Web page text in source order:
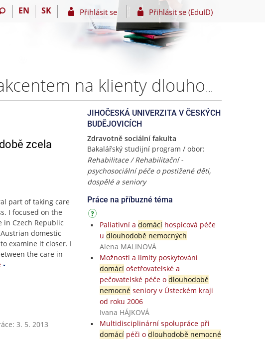
EN SK Přihlásit se Přihlásit se (EduID)
Domácí péče v České republice a v Rakousku s akcentem na klienty dlouhodobě zcela imobilní – Anna SVOBODOVÁ
zcela
part of taking care
I focused on the
Czech Republic
domestic
examine it closer. I
the care in
3. 5. 2013
JIHOČESKÁ UNIVERZITA V ČESKÝCH
BUDĚJOVICÍCH
Zdravotně sociální fakulta
Bakalářský studijní program / obor:
Rehabilitace / Rehabilitační -
psychosociální péče o postižené děti,
dospělé a seniory
Práce na příbuzné téma
Paliativní a domácíhospicová péče
u dlouhodobě nemocných
Alena MALINOVÁ
Možnosti a limity poskytování
domácíošetřovatelské a
pečovatelské péče o dlouhodobě
nemocnéseniory v Ústeckém kraji
od roku 2006
Ivana HÁJKOVÁ
Multidisciplinární spolupráce při
domácípéči o dlouhodobě nemocné